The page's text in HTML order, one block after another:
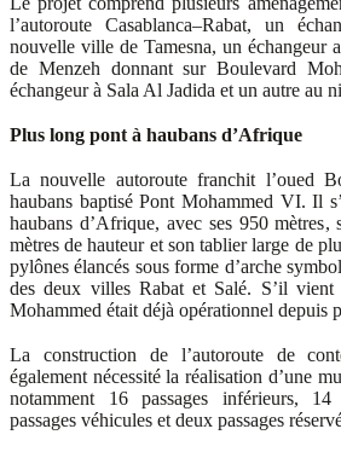
l’autoroute Casablanca–Rabat, un
nouvelle ville de Tamesna, un échangeur
de Menzeh donnant sur Boulevard
échangeur à Sala Al Jadida et un autre au
Plus long pont à haubans d’Afrique
La nouvelle autoroute franchit l’oued
haubans baptisé Pont Mohammed VI. Il
haubans d’Afrique, avec ses 950
mètres de hauteur et son tablier large de
pylônes élancés sous forme d’arche
des deux villes Rabat et Salé. S’il vient
Mohammed était déjà opérationnel depuis
La construction de l’autoroute de
également nécessité la réalisation d’une
notamment 16 passages inférieurs, 14
passages véhicules et deux passages